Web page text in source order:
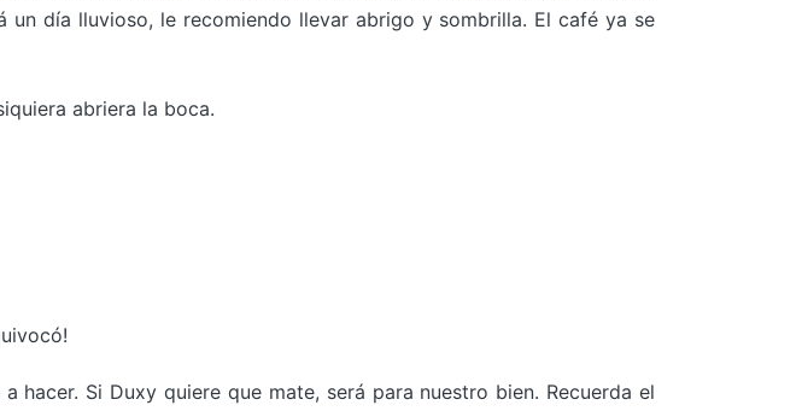
un día lluvioso, le recomiendo llevar abrigo y sombrilla. El café ya se
abriera la boca.
Si Duxy quiere que mate, será para nuestro bien. Recuerda el